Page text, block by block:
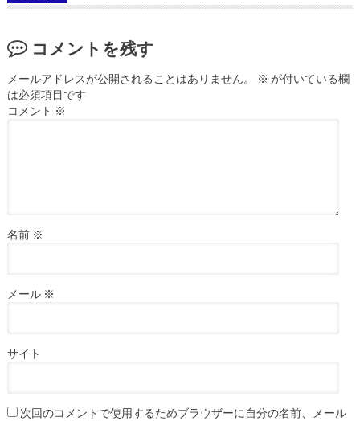
コメントを残す
メールアドレスが公開されることはありません。 ※ が付いている欄
は必須項目です
コメント ※
名前 ※
メール ※
サイト
次回のコメントで使用するためブラウザーに自分の名前、メール